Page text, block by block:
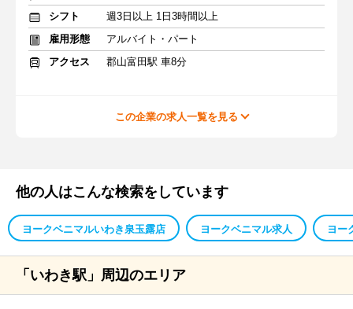
シフト
週3日以上 1日3時間以上
雇用形態
アルバイト・パート
アクセス
郡山富田駅 車8分
この企業の求人一覧を見る
他の人はこんな検索をしています
ヨークベニマルいわき泉玉露店 ヨークベニマル求人 ヨー
「いわき駅」周辺のエリア